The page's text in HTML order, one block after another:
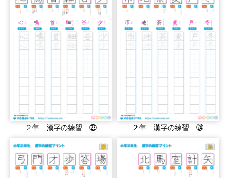
２年 漢字の練習 ㉓ ２年 漢字の練習 ㉔